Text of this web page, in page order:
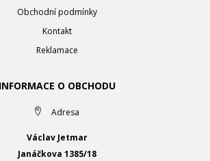
Obchodní podmínky
Kontakt
Reklamace
INFORMACE O OBCHODU
Adresa
Václav Jetmar
Janáčkova 1385/18